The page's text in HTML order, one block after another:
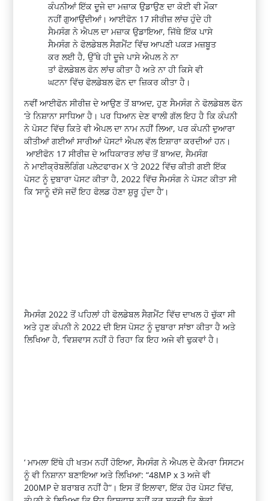
ਕੰਪਨੀਆਂ ਇੱਕ ਦੂਜੇ ਦਾ ਮਜ਼ਾਕ ਉਡਾਉਣ ਦਾ ਕੋਈ ਵੀ ਮੌਕਾ
ਨਹੀਂ ਗੁਆਉਂਦੀਆਂ।ਆਈਫੋਨ 17ਸੀਰੀਜ਼ ਲਾਂਚਹੁੰਦੇ ਹੀ
ਸੈਮਸੰਗ ਨੇਐਪਲਦਾ ਮਜ਼ਾਕ ਉਡਾਇਆ,ਜਿੱਥੇਇੱਕ ਪਾਸੇ
ਸੈਮਸੰਗ ਨੇਫੋਲਡੇਬਲ ਸੈਗਮੈਂਟਵਿੱਚ ਆਪਣੀ ਪਕੜ ਮਜ਼ਬੂਤ ​​
ਕਰ ਲਈ ਹੈ,ਉੱਥੇਹੀ ਦੂਜੇ ਪਾਸੇਐਪਲਨੇ ਨਾ
ਤਾਂਫੋਲਡੇਬਲਫੋਨਲਾਂਚਕੀਤਾ ਹੈ ਅਤੇ ਨਾ ਹੀ ਕਿਸੇ ਵੀ
ਘਟਨਾ ਵਿੱਚਫੋਲਡੇਬਲਫੋਨ ਦਾ ਜ਼ਿਕਰ ਕੀਤਾ ਹੈ।
ਨਵੀਂਆਈਫੋਨ ਸੀਰੀਜ਼ਦੇ ਆਉਣ ਤੋਂ ਬਾਅਦ, ਹੁਣ ਸੈਮਸੰਗ ਨੇਫੋਲਡੇਬਲਫੋਨ
‘ਤੇਨਿਸ਼ਾਨਾਸਾਧਿਆ ਹੈ। ਪਰ ਧਿਆਨ ਦੇਣ ਵਾਲੀ ਗੱਲ ਇਹ ਹੈ ਕਿ ਕੰਪਨੀ
ਨੇ ਪੋਸਟ ਵਿੱਚ ਕਿਤੇ ਵੀਐਪਲਦਾ ਨਾਮ ਨਹੀਂ ਲਿਆ, ਪਰ ਕੰਪਨੀ ਦੁਆਰਾ
ਕੀਤੀਆਂ ਗਈਆਂ ਸਾਰੀਆਂਪੋਸਟਾਂ ਐਪਲਵੱਲ ਇਸ਼ਾਰਾ ਕਰਦੀਆਂ ਹਨ।
ਆਈਫੋਨ 17ਸੀਰੀਜ਼ਦੇ ਅਧਿਕਾਰਤਲਾਂਚਤੋਂ ਬਾਅਦ, ਸੈਮਸੰਗ
ਨੇਮਾਈਕ੍ਰੋਬਲੌਗਿੰਗ ਪਲੇਟਫਾਰਮ X ‘ਤੇ 2022 ਵਿੱਚ ਕੀਤੀ ਗਈ ਇੱਕ
ਪੋਸਟ ਨੂੰ ਦੁਬਾਰਾ ਪੋਸਟ ਕੀਤਾ ਹੈ, 2022 ਵਿੱਚ ਸੈਮਸੰਗ ਨੇ ਪੋਸਟ ਕੀਤਾ ਸੀ
ਕਿ ‘ਸਾਨੂੰ ਦੱਸੋ ਜਦੋਂ ਇਹਫੋਲਡਹੋਣਾਸ਼ੁਰੂਹੁੰਦਾ ਹੈ’।
ਸੈਮਸੰਗ 2022 ਤੋਂ ਪਹਿਲਾਂ ਹੀਫੋਲਡੇਬਲ ਸੈਗਮੈਂਟਵਿੱਚ ਦਾਖਲ ਹੋ ਚੁੱਕਾ ਸੀ
ਅਤੇ ਹੁਣ ਕੰਪਨੀ ਨੇ 2022 ਦੀ ਇਸ ਪੋਸਟ ਨੂੰ ਦੁਬਾਰਾ ਸਾਂਝਾ ਕੀਤਾਹੈ ਅਤੇ
ਲਿਖਿਆਹੈ, ‘ਵਿਸ਼ਵਾਸਨਹੀਂ ਹੋ ਰਿਹਾ ਕਿ ਇਹ ਅਜੇ ਵੀਢੁਕਵਾਂਹੈ।
‘ ਮਾਮਲਾਇੱਥੇਹੀ ਖਤਮ ਨਹੀਂ ਹੋਇਆ, ਸੈਮਸੰਗ ਨੇਐਪਲਦੇ ਕੈਮਰਾ ਸਿਸਟਮ
ਨੂੰ ਵੀਨਿਸ਼ਾਨਾਬਣਾਇਆ ਅਤੇ ਲਿਖਿਆ: “48MP x 3ਅਜੇ ਵੀ
200MPਦੇ ਬਰਾਬਰ ਨਹੀਂ ਹੈ”। ਇਸ ਤੋਂ ਇਲਾਵਾ, ਇੱਕ ਹੋਰ ਪੋਸਟ ਵਿੱਚ,